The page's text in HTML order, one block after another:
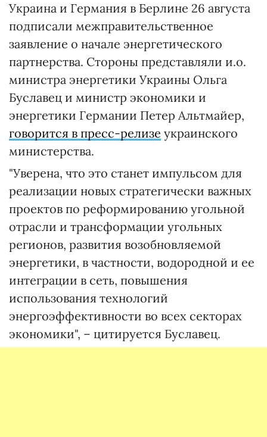
Украина и Германия в Берлине 26 августа
подписали межправительственное
заявление о начале энергетического
партнерства. Стороны представляли и.о.
министра энергетики Украины Ольга
Буславец и министр экономики и
энергетики Германии Петер Альтмайер,
говорится в пресс-релизе украинского
министерства.
"Уверена, что это станет импульсом для
реализации новых стратегически важных
проектов по реформированию угольной
отрасли и трансформации угольных
регионов, развития возобновляемой
энергетики, в частности, водородной и ее
интеграции в сеть, повышения
использования технологий
энергоэффективности во всех секторах
экономики", – цитируется Буславец.